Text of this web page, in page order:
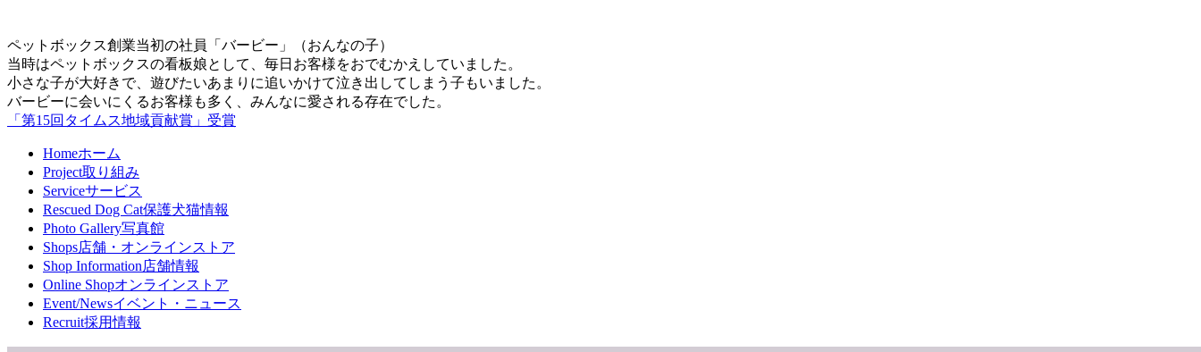
ペットボックス創業当初の社員「バービー」（おんなの子）
当時はペットボックスの看板娘として、毎日お客様をおでむかえしていました。
小さな子が大好きで、遊びたいあまりに追いかけて泣き出してしまう子もいました。
バービーに会いにくるお客様も多く、みんなに愛される存在でした。
「第15回タイムス地域貢献賞」受賞
Homeホーム
Project取り組み
Serviceサービス
Rescued Dog Cat保護犬猫情報
Photo Gallery写真館
Shops店舗・オンラインストア
Shop Information店舗情報
Online Shopオンラインストア
Event/Newsイベント・ニュース
Recruit採用情報